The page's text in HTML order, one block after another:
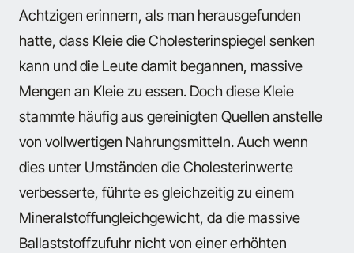
Achtzigen erinnern, als man herausgefunden
hatte, dass Kleie die Cholesterinspiegel senken
kann und die Leute damit begannen, massive
Mengen an Kleie zu essen. Doch diese Kleie
stammte häufig aus gereinigten Quellen anstelle
von vollwertigen Nahrungsmitteln. Auch wenn
dies unter Umständen die Cholesterinwerte
verbesserte, führte es gleichzeitig zu einem
Mineralstoffungleichgewicht, da die massive
Ballaststoffzufuhr nicht von einer erhöhten